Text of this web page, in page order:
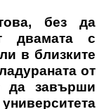
без да
двамата с
в близките
от
да завърши